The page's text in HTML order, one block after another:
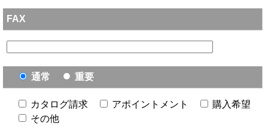
FAX
通常 重要
カタログ請求 アポイントメント
購入希望
その他